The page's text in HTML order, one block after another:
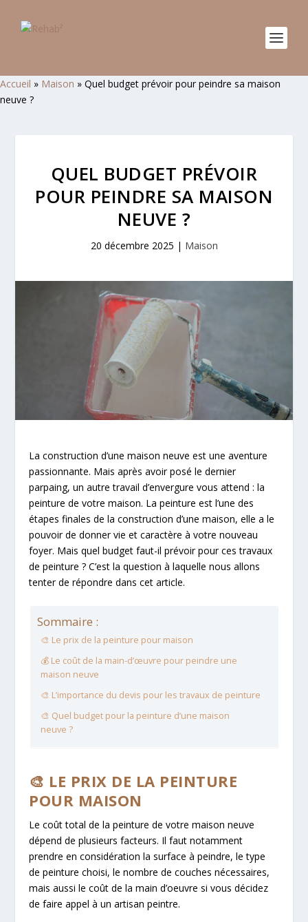
Accueil » Maison » Quel budget prévoir pour peindre sa maison
neuve ?
QUEL BUDGET PRÉVOIR
POUR PEINDRE SA MAISON
NEUVE ?
20 décembre 2025 | Maison
La construction d’une maison neuve est une aventure
passionnante. Mais après avoir posé le dernier
parpaing, un autre travail d’envergure vous attend : la
peinture de votre maison. La peinture est l’une des
étapes finales de la construction d’une maison, elle a le
pouvoir de donner vie et caractère à votre nouveau
foyer. Mais quel budget faut-il prévoir pour ces travaux
de peinture ? C’est la question à laquelle nous allons
tenter de répondre dans cet article.
Sommaire :
🎨 Le prix de la peinture pour maison
💰 Le coût de la main-d’œuvre pour peindre une
maison neuve
🎨 L’importance du devis pour les travaux de peinture
🎨 Quel budget pour la peinture d’une maison
neuve ?
🎨 LE PRIX DE LA PEINTURE
POUR MAISON
Le coût total de la peinture de votre maison neuve
dépend de plusieurs facteurs. Il faut notamment
prendre en considération la surface à peindre, le type
de peinture choisi, le nombre de couches nécessaires,
mais aussi le coût de la main d’oeuvre si vous décidez
de faire appel à un artisan peintre.